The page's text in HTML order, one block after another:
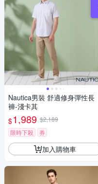
Nautica男裝 舒適修身彈性長
褲-淺卡其
$1,989 $2,189
限時下殺
券
加入購物車